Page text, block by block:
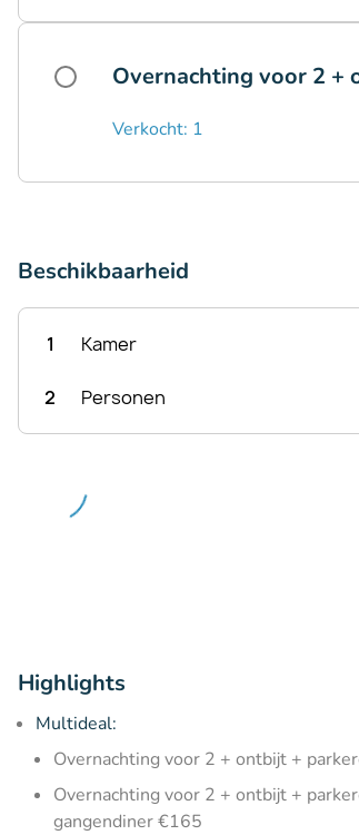
Overnachting voor 2 +
Verkocht: 1
Beschikbaarheid
1 Kamer
2 Personen
Highlights
Multideal:
Overnachting voor 2 + ontbijt +
Overnachting voor 2 + ontbijt +
gangendiner €165